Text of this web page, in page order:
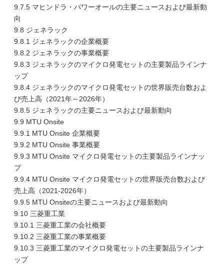
9.7.5 マヒンドラ・パワーオールの主要ニュースおよび最新動
向
9.8 ジェネラック
9.8.1 ジェネラックの企業概要
9.8.2 ジェネラックの事業概要
9.8.3 ジェネラックのマイクロ発電セットの主要製品ラインナ
ップ
9.8.4 ジェネラックのマイクロ発電セットの世界販売台数およ
び売上高（2021年～2026年）
9.8.5 ジェネラックの主要ニュースおよび最新動向
9.9 MTU Onsite
9.9.1 MTU Onsite 企業概要
9.9.2 MTU Onsite 事業概要
9.9.3 MTU Onsite マイクロ発電セットの主要製品ラインナッ
プ
9.9.4 MTU Onsite マイクロ発電セットの世界販売台数および
売上高（2021-2026年）
9.9.5 MTU Onsiteの主要ニュースおよび最新動向
9.10 三菱重工業
9.10.1 三菱重工業の会社概要
9.10.2 三菱重工業の事業概要
9.10.3 三菱重工業のマイクロ発電セットの主要製品ラインナ
ップ